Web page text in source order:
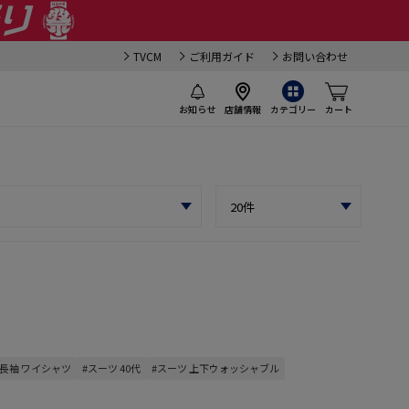
TVCM ご利用ガイド お問い合わせ
お知らせ 店舗情報 カテゴリー カート
袖 ワイシャツ #スーツ 40代 #スーツ 上下ウォッシャブル